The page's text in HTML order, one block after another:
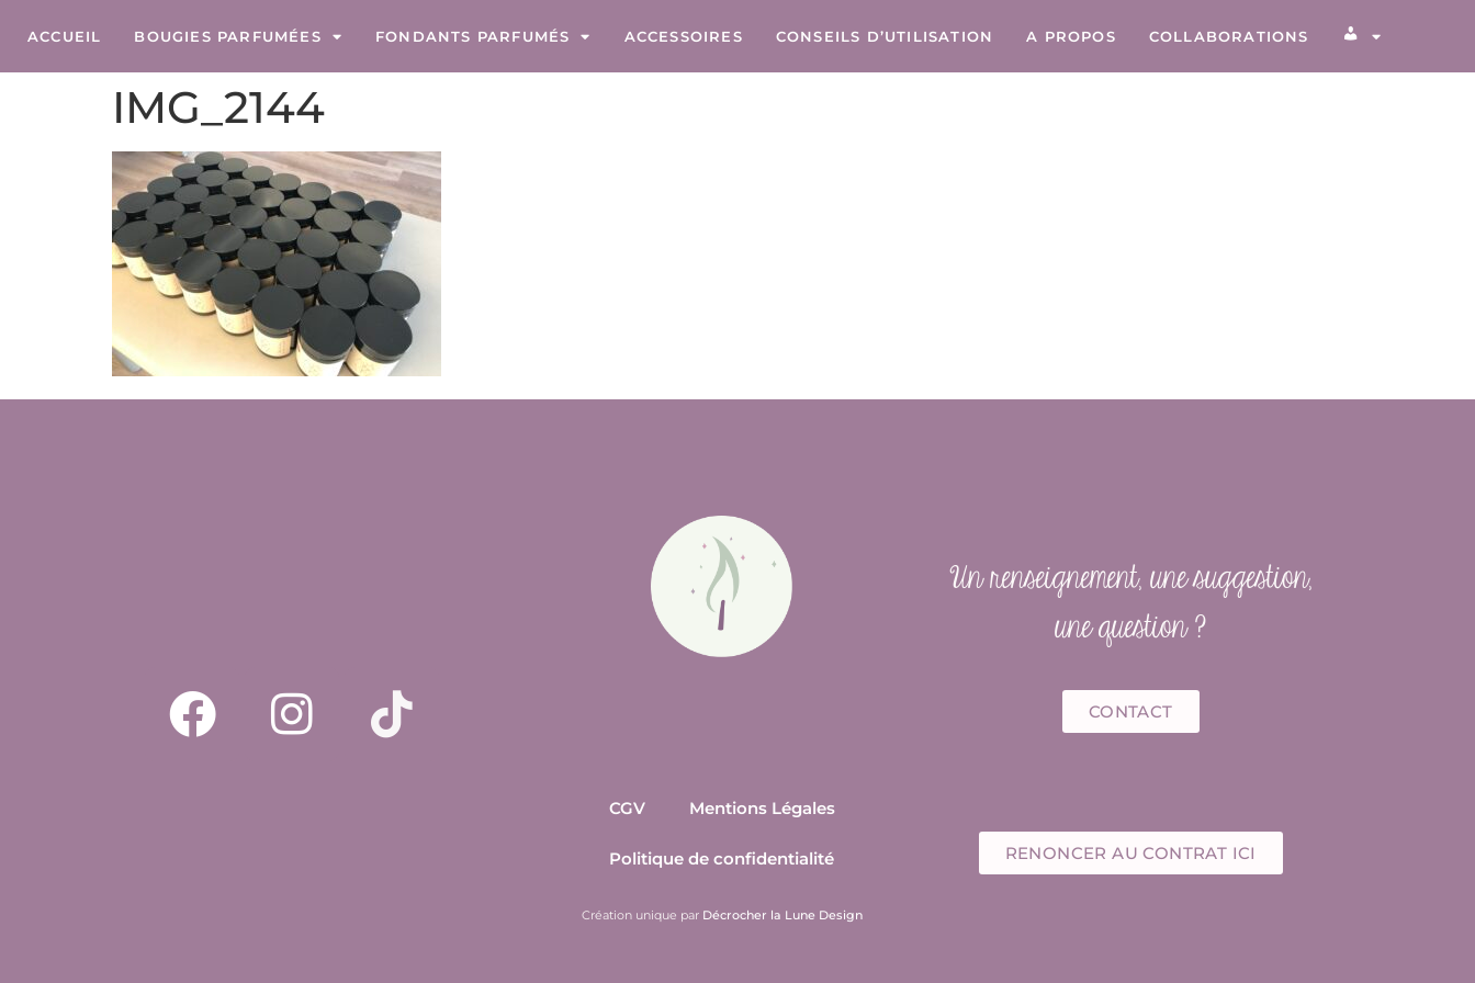
ACCUEIL BOUGIES PARFUMÉES FONDANTS PARFUMÉS ACCESSOIRES CONSEILS D’UTILISATION A PROPOS COLLABORATIONS
COMPTE
IMG_2144
CGV Mentions Légales
Politique de confidentialité
Création unique par Décrocher la Lune Design
Un renseignement, une suggestion,
une question ?
CONTACT
RENONCER AU CONTRAT ICI